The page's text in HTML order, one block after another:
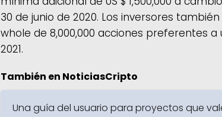
30 de junio de 2020. Los inversores
whole de 8,000,000 acciones preferentes
2021.
También en NoticiasCripto
Una guía del usuario para proyectos que